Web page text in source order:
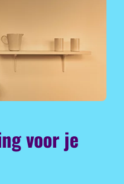
voor je